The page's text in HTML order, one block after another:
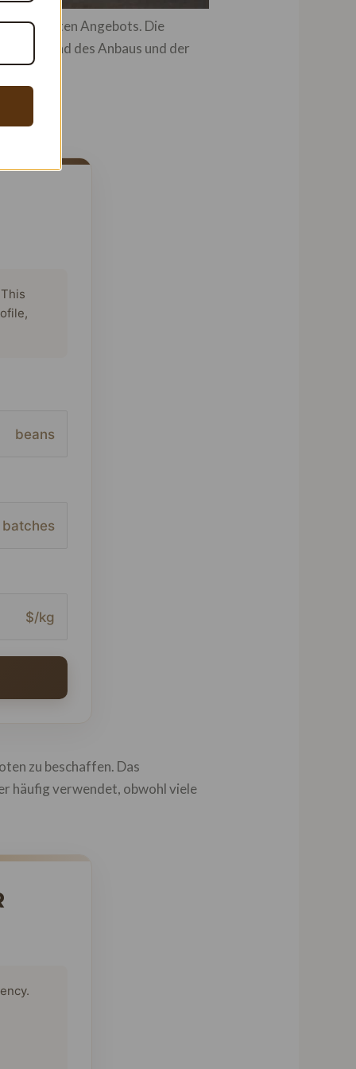
weltweiten Angebots. Die
während des Anbaus und der
beans
batches
$/kg
zu beschaffen. Das
häufig verwendet, obwohl viele